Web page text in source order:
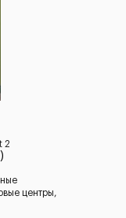
2
центры,